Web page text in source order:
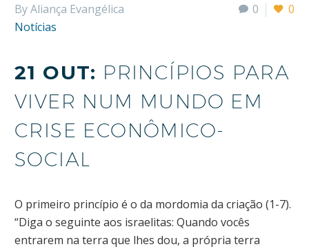
0 0
By Aliança Evangélica
Notícias
21 OUT: PRINCÍPIOS PARA
VIVER NUM MUNDO EM
CRISE ECONÔMICO-
SOCIAL
O primeiro princípio é o da mordomia da criação (1-7).
“Diga o seguinte aos israelitas: Quando vocês
entrarem na terra que lhes dou, a própria terra